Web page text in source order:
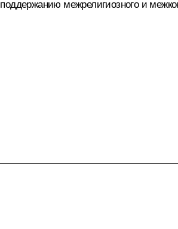
межрелигиозного и